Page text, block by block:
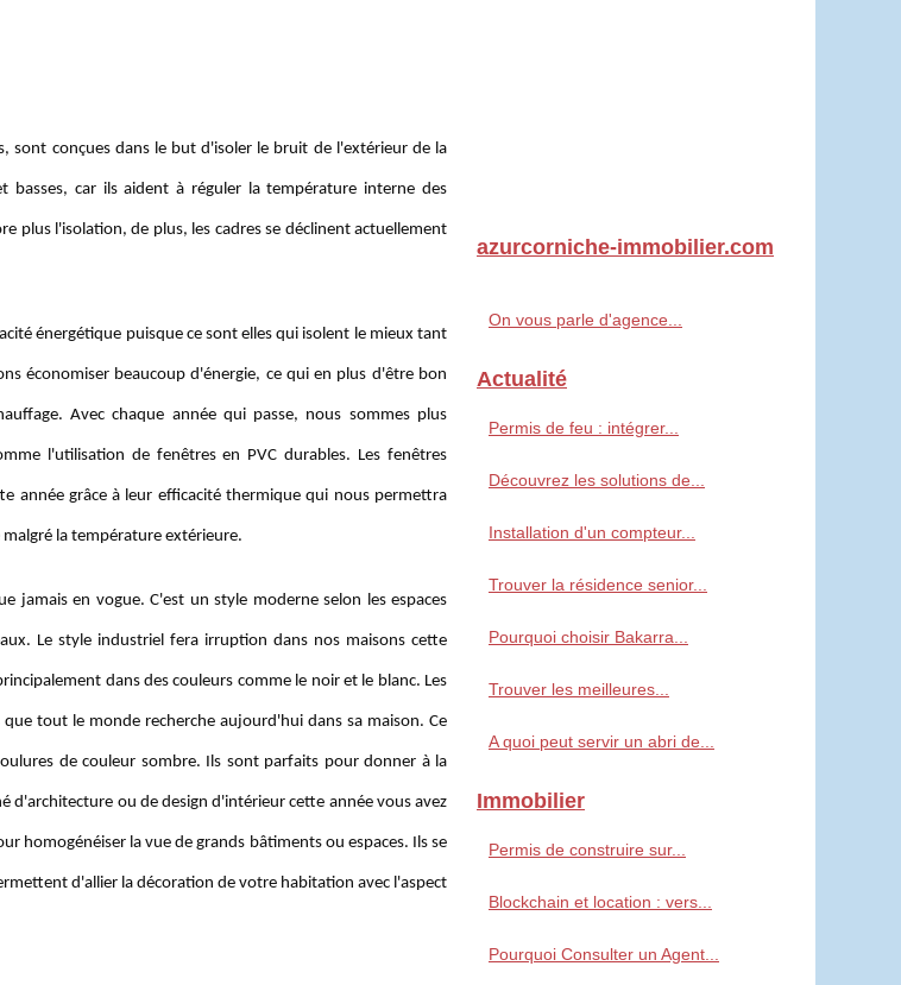
sont conçues dans le but d'isoler le bruit de l'extérieur de la
basses, car ils aident à réguler la température interne des
plus l'isolation, de plus, les cadres se déclinent actuellement
énergétique puisque ce sont elles qui isolent le mieux tant
économiser beaucoup d'énergie, ce qui en plus d'être bon
Avec chaque année qui passe, nous sommes plus
l'utilisation de fenêtres en PVC durables. Les fenêtres
année grâce à leur efficacité thermique qui nous permettra
la température extérieure.
jamais en vogue. C'est un style moderne selon les espaces
Le style industriel fera irruption dans nos maisons cette
dans des couleurs comme le noir et le blanc. Les
tout le monde recherche aujourd'hui dans sa maison. Ce
de couleur sombre. Ils sont parfaits pour donner à la
d'architecture ou de design d'intérieur cette année vous avez
homogénéiser la vue de grands bâtiments ou espaces. Ils se
d'allier la décoration de votre habitation avec l'aspect
azurcorniche-immobilier.com
On vous parle d'agence...
Actualité
Permis de feu : intégrer...
Découvrez les solutions de...
Installation d'un compteur...
Trouver la résidence senior...
Pourquoi choisir Bakarra...
Trouver les meilleures...
A quoi peut servir un abri de...
Immobilier
Permis de construire sur...
Blockchain et location : vers...
Pourquoi Consulter un Agent...